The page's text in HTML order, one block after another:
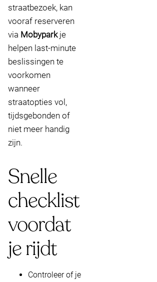
straatbezoek, kan
vooraf reserveren
via Mobyparkje
helpen last-minute
beslissingen te
voorkomen
wanneer
straatopties vol,
tijdsgebonden of
niet meer handig
zijn.
Snelle
checklist
voordat
je rijdt
Controleer of je